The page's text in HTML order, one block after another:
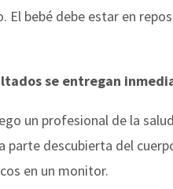
El bebé debe estar en
se entregan
un profesional de la
descubierta del
en un monitor.